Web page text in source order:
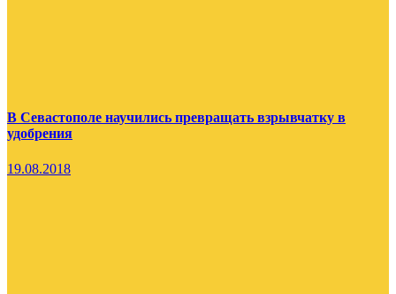
В Севастополе научились превращать взрывчатку в
удобрения
19.08.2018